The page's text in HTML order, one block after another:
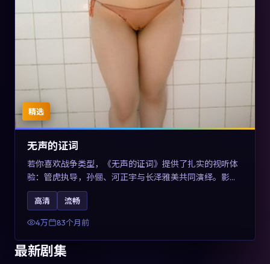
精选
无声的证词
若你喜欢战争类型，《无声的证词》提供了扎实的视听体
验：管虎执导，孙俪、河正宇与长泽雅美共同演绎。影片
2019年于澳大利亚上映，内容在罪案类型框架内探讨制度
与个体关系，关键词包含高清流畅、人物关系与情节反
转，适合检索「2019战争」「澳大利亚电影」的用户。
高清 流畅
4万 83个月前
最新剧集